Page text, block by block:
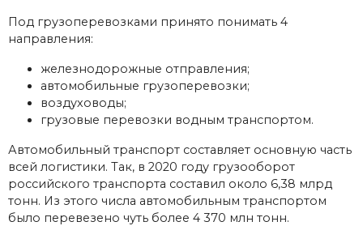
Под грузоперевозками принято понимать 4
направления:
железнодорожные отправления;
автомобильные грузоперевозки;
воздуховоды;
грузовые перевозки водным транспортом.
Автомобильный транспорт составляет основную часть
всей логистики. Так, в 2020 году грузооборот
российского транспорта составил около 6,38 млрд
тонн. Из этого числа автомобильным транспортом
было перевезено чуть более 4 370 млн тонн.